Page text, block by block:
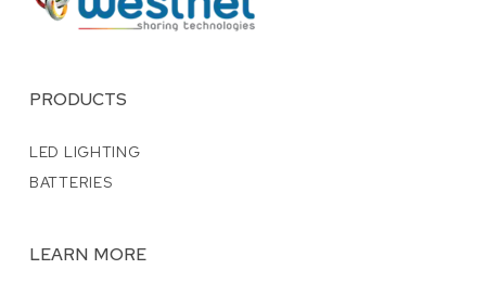
PRODUCTS
LED LIGHTING
BATTERIES
LEARN MORE